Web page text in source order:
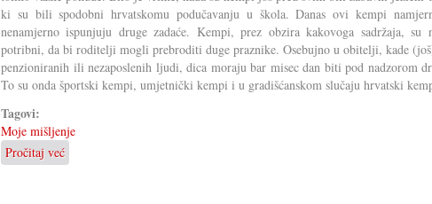
ki su bili spodobni hrvatskomu podučavanju u škola. Danas ovi kempi
nenamjerno ispunjuju druge zadaće. Kempi, prez obzira kakovoga sadržaja, su
potribni, da bi roditelji mogli prebroditi duge praznike. Osebujno u obitelji, kade
penzioniranih ili nezaposlenih ljudi, dica moraju bar misec dan biti pod nadzorom
To su onda športski kempi, umjetnički kempi i u gradišćanskom slučaju hrvatski
Tagovi:
Moje mišljenje
Pročitaj već
Hrvatski